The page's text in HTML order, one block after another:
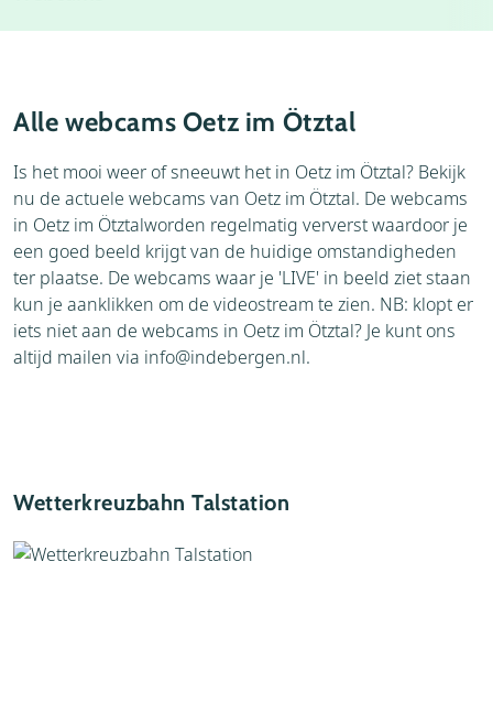
Thema's
Alle webcams Oetz im Ötztal
Is het mooi weer of sneeuwt het in Oetz im Ötztal? Bekijk
nu de actuele webcams van Oetz im Ötztal. De webcams
in Oetz im Ötztalworden regelmatig ververst waardoor je
een goed beeld krijgt van de huidige omstandigheden
ter plaatse. De webcams waar je 'LIVE' in beeld ziet staan
kun je aanklikken om de videostream te zien. NB: klopt er
iets niet aan de webcams in Oetz im Ötztal? Je kunt ons
altijd mailen via info@indebergen.nl.
Wetterkreuzbahn Talstation